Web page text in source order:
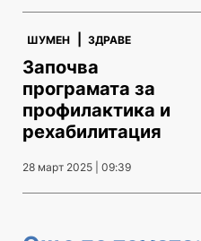
ШУМЕН ЗДРАВЕ
Започва
програмата за
профилактика и
рехабилитация
28 март 2025 | 09:39